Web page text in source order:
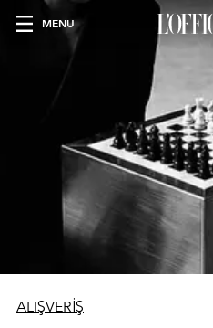
MENU
ALIŞVERİŞ